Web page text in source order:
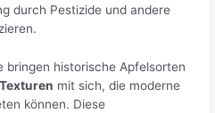
durch Pestizide und andere
bringen historische Apfelsorten
mit sich, die moderne
können. Diese